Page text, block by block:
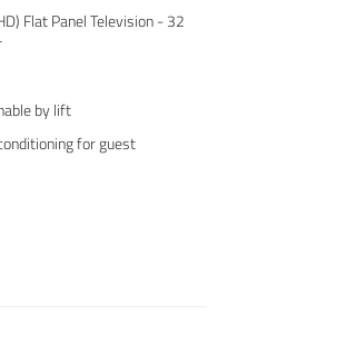
Flat Panel Television - 32
by lift
for guest